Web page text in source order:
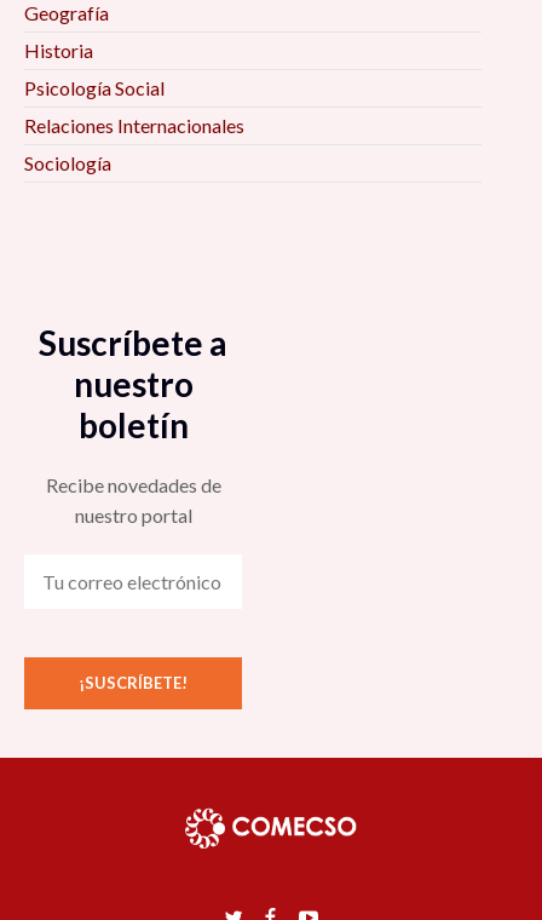
Geografía
Historia
Psicología Social
Relaciones Internacionales
Sociología
Suscríbete a
nuestro
boletín
Recibe novedades de
nuestro portal